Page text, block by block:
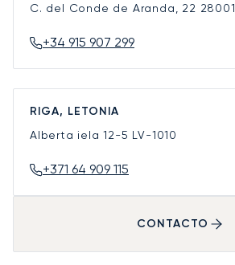
C. del Conde de Aranda, 22 28001
+34 915 907 299
RIGA, LETONIA
Alberta iela 12-5 LV-1010
+371 64 909 115
CONTACTO